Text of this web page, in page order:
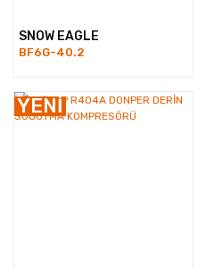
SNOW EAGLE
BF6G-40.2
YENİ